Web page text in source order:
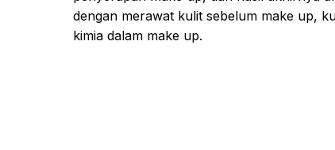
dengan merawat kulit sebelum make up,
kimia dalam make up.